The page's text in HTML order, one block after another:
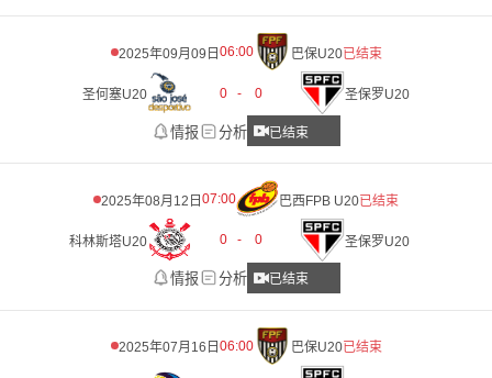
2025年09月09日 06:00 巴保U20已结束
圣何塞U20 0 - 0 圣保罗U20
情报 分析 已结束
2025年08月12日07:00 巴西FPB U20已结束
科林斯塔U20 0 - 0 圣保罗U20
情报 分析 已结束
2025年07月16日 06:00 巴保U20已结束